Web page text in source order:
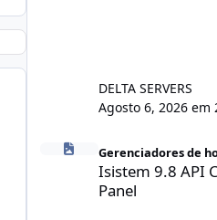
DELTA SERVERS
Agosto 6, 2026 em
Isistem 9.8 API CentOS Web
Gerenciadores de
Isistem 9.8 API
Panel